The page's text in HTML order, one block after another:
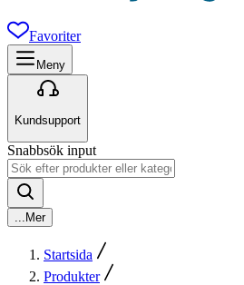
Favoriter
Meny
Kundsupport
Snabbsök input
Mer
Startsida
Produkter